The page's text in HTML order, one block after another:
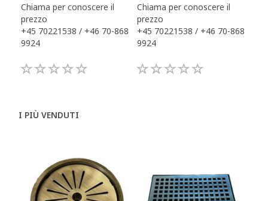
Chiama per conoscere il
prezzo
+45 70221538 / +46 70-868
9924
Chiama per conoscere il
prezzo
+45 70221538 / +46 70-868
9924
I PIÙ VENDUTI